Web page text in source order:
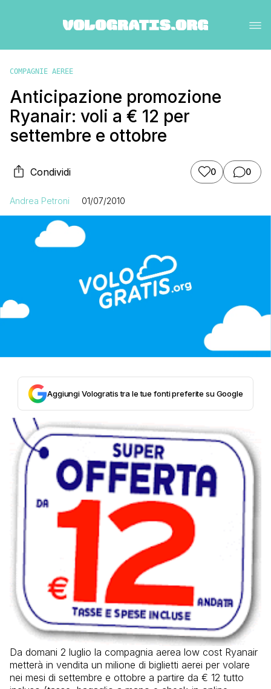
COMPAGNIE AEREE
Anticipazione promozione
Ryanair: voli a € 12 per
settembre e ottobre
Condividi 0 0
Andrea Petroni 01/07/2010
Aggiungi Vologratis tra le tue fonti preferite su Google
Da domani 2 luglio la compagnia aerea low cost Ryanair
metterà in vendita un milione di biglietti aerei per volare
nei mesi di settembre e ottobre a partire da € 12 tutto